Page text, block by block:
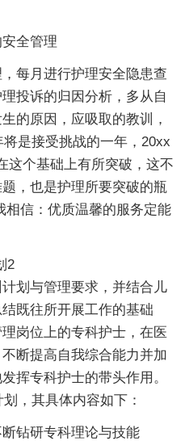
全管理
每月进行护理安全隐患查
投诉的归因分析，多从自
的原因，应吸取的教训，
是接受挑战的一年，20xx
这个基础上有所突破，这不
，也是护理所要突破的瓶
相信：优质温馨的服务定能
2
划与管理要求，并结合儿
既往所开展工作的基础
岗位上的专科护士，在医
断提高自我综合能力并加
挥专科护士的带头作用。
，其具体内容如下：
钻研专科理论与技能